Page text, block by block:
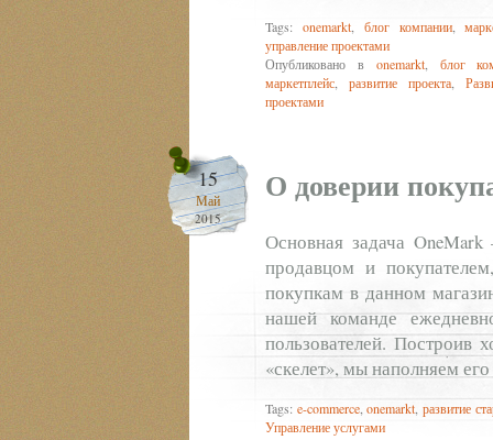
Tags: onemarkt, блог компании,
управление проектами
Опубликовано в onemarkt, блог
маркетплейс
развитие проекта,
проектами
15
Май
2015
О доверии
Основная задача
продавцом и
покупкам в данном
нашей команде
пользователей. Построив
«скелет», мы наполняем
Tags: e-commerce,onemarkt ,развитие
Управление услугами